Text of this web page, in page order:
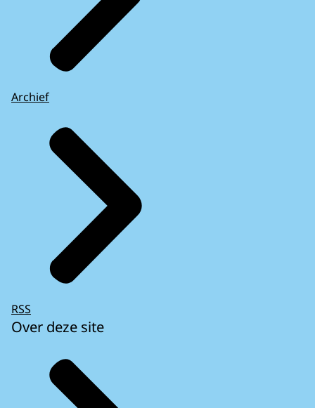
Archief
RSS
Over deze site